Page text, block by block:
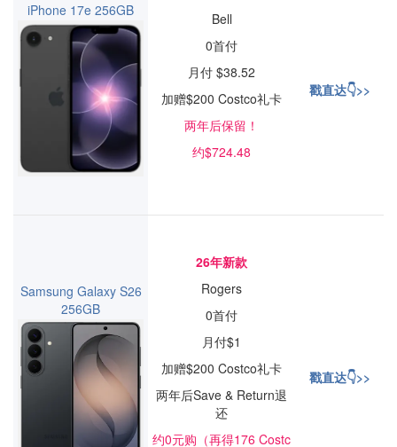
iPhone 17e 256GB
Bell
0首付
月付 $38.52
加赠$200 Costco礼卡
两年后保留！
约$724.48
戳直达👇>>
Samsung Galaxy S26
256GB
26年新款
Rogers
0首付
月付$1
加赠$200 Costco礼卡
两年后Save & Return退
还
约0元购（再得176 Costc
戳直达👇>>